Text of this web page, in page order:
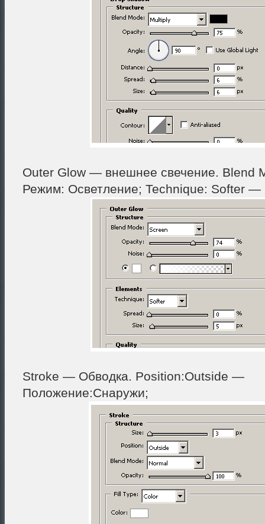
Outer Glow — внешнее свечение. Blend
Режим: Осветление; Technique: Softer —
Stroke — Обводка. Position:Outside —
Положение:Снаружи;